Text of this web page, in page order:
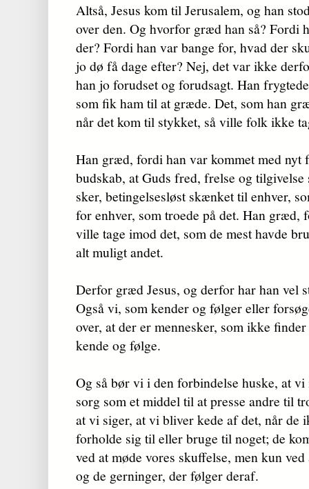
Altså, Jesus kom til Jerusalem, og han
over den. Og hvorfor græd han så? Fordi
der? Fordi han var bange for, hvad der
jo dø få dage efter? Nej, det var ikke
han jo forudset og forudsagt. Han
som fik ham til at græde. Det, som han
når det kom til stykket, så ville folk ikke
Han græd, fordi han var kommet med nyt
bud­skab, at Guds fred, frelse og
sker, betingelses­løst skæn­ket til enhver,
for enhver, som troede på det. Han
ville tage imod det, som de mest havde
alt muligt andet.
Derfor græd Jesus, og derfor har han vel
Også vi, som kender og følger eller
over, at der er mennesker, som ikke
kende og følge.
Og så bør vi i den forbindelse huske, at
sorg som et middel til at presse andre til
at vi siger, at vi bli­ver kede af det, når de
forholde sig til eller bruge til noget; de
ved at møde vores skuffelse, men kun
og de gerninger, der følger deraf.